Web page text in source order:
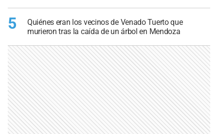
5
Quiénes eran los vecinos de Venado Tuerto que
murieron tras la caída de un árbol en Mendoza